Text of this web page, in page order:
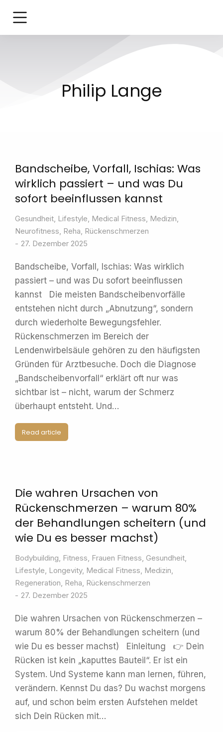
Philip Lange
Bandscheibe, Vorfall, Ischias: Was
wirklich passiert – und was Du
sofort beeinflussen kannst
Gesundheit, Lifestyle, Medical Fitness, Medizin,
Neurofitness, Reha, Rückenschmerzen
27. Dezember 2025
Bandscheibe, Vorfall, Ischias: Was wirklich
passiert – und was Du sofort beeinflussen
kannst Die meisten Bandscheibenvorfälle
entstehen nicht durch „Abnutzung“, sondern
durch wiederholte Bewegungsfehler.
Rückenschmerzen im Bereich der
Lendenwirbelsäule gehören zu den häufigsten
Gründen für Arztbesuche. Doch die Diagnose
„Bandscheibenvorfall“ erklärt oft nur was
sichtbar ist – nicht, warum der Schmerz
überhaupt entsteht. Und…
Read article
Die wahren Ursachen von
Rückenschmerzen – warum 80%
der Behandlungen scheitern (und
wie Du es besser machst)
Bodybuilding, Fitness, Frauen Fitness, Gesundheit,
Lifestyle, Longevity, Medical Fitness, Medizin,
Regeneration, Reha, Rückenschmerzen
27. Dezember 2025
Die wahren Ursachen von Rückenschmerzen –
warum 80% der Behandlungen scheitern (und
wie Du es besser machst) Einleitung 👉 Dein
Rücken ist kein „kaputtes Bauteil“. Er ist ein
System. Und Systeme kann man lernen, führen,
verändern. Kennst Du das? Du wachst morgens
auf, und schon beim ersten Aufstehen meldet
sich Dein Rücken mit…